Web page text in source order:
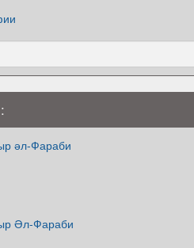
әл-Фараби
Әл-Фараби